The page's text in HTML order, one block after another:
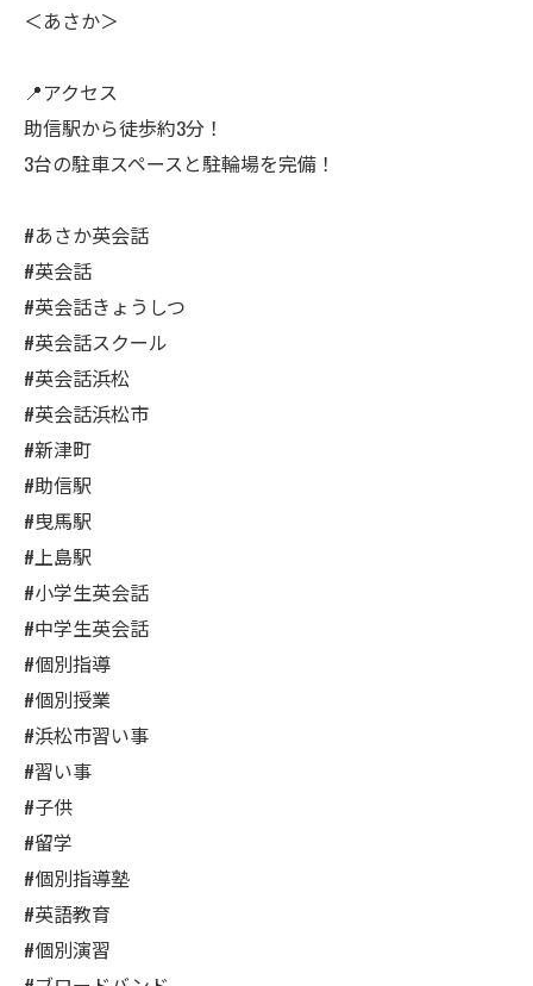
＜あさか＞
📍アクセス
助信駅から徒歩約3分！
3台の駐車スペースと駐輪場を完備！
#あさか英会話
#英会話
#英会話きょうしつ
#英会話スクール
#英会話浜松
#英会話浜松市
#新津町
#助信駅
#曳馬駅
#上島駅
#小学生英会話
#中学生英会話
#個別指導
#個別授業
#浜松市習い事
#習い事
#子供
#留学
#個別指導塾
#英語教育
#個別演習